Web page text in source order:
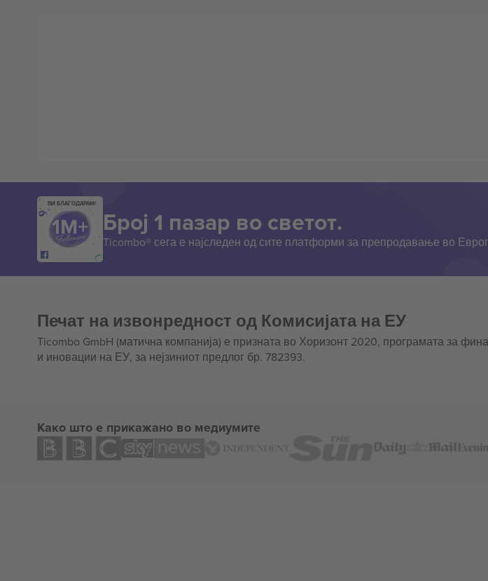
ВИ БЛАГОДАРАМ!
Број 1 пазар во светот.
Ticombo® сега е најследен од сите платформи за препродавање во
Печат на извонредност од Комисијата на ЕУ
Ticombo GmbH (матична компанија) е призната во Хоризонт 2020, програмата за
и иновации на ЕУ, за нејзиниот предлог бр. 782393.
Како што е прикажано во медиумите